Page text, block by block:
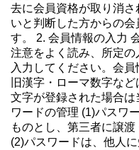
去に会員資格が取り消
いと判断した方からの
す。 2. 会員情報の入力
注意をよく読み、所定
入力してください。会
旧漢字・ローマ数字な
文字が登録された場合
ワードの管理 (1)パスワ
ものとし、第三者に譲渡
(2)パスワードは、他人